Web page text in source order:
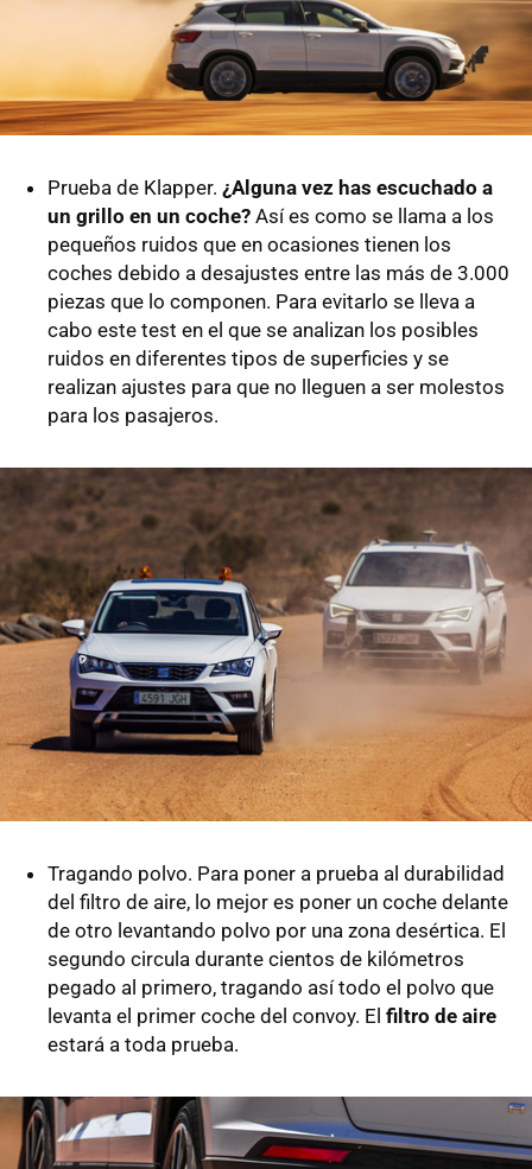
Prueba de Klapper. ¿Alguna vez has escuchado a
un grillo en un coche? Así es como se llama a los
pequeños ruidos que en ocasiones tienen los
coches debido a desajustes entre las más de 3.000
piezas que lo componen. Para evitarlo se lleva a
cabo este test en el que se analizan los posibles
ruidos en diferentes tipos de superficies y se
realizan ajustes para que no lleguen a ser molestos
para los pasajeros.
Tragando polvo. Para poner a prueba al durabilidad
del filtro de aire, lo mejor es poner un coche delante
de otro levantando polvo por una zona desértica. El
segundo circula durante cientos de kilómetros
pegado al primero, tragando así todo el polvo que
levanta el primer coche del convoy. El filtro de aire
estará a toda prueba.